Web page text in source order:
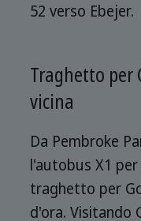
52 verso Ebejer.
Traghetto per
vicina
Da Pembroke
l'autobus X1
traghetto per
d'ora. Visitando